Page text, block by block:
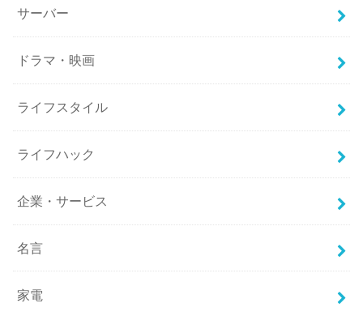
サーバー
ドラマ・映画
ライフスタイル
ライフハック
企業・サービス
名言
家電